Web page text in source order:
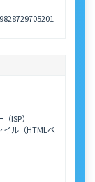
ISP）
イル（HTMLペ